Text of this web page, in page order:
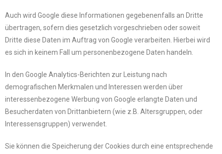
Auch wird Google diese Informationen gegebenenfalls an Dritte
übertragen, sofern dies gesetzlich vorgeschrieben oder soweit
Dritte diese Daten im Auftrag von Google verarbeiten. Hierbei wird
es sich in keinem Fall um personenbezogene Daten handeln.
In den Google Analytics-Berichten zur Leistung nach
demografischen Merkmalen und Interessen werden über
interessenbezogene Werbung von Google erlangte Daten und
Besucherdaten von Drittanbietern (wie z.B. Altersgruppen, oder
Interessensgruppen) verwendet.
Sie können die Speicherung der Cookies durch eine entsprechende